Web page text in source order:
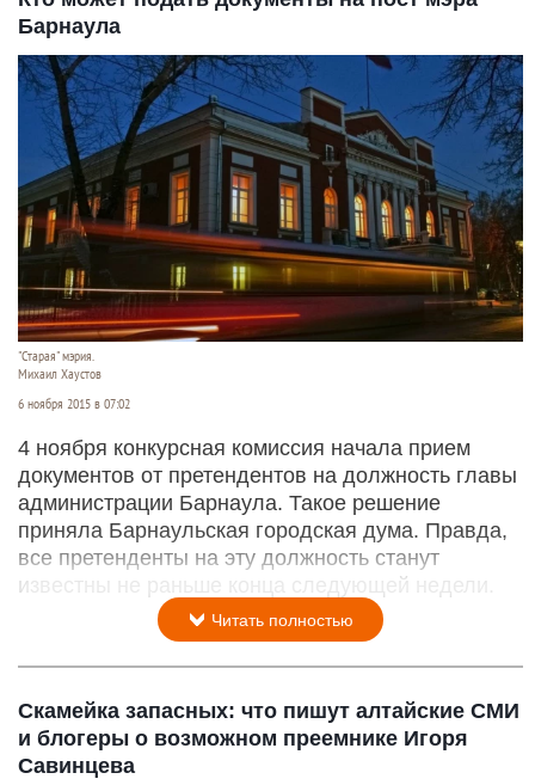
Барнаула
"Старая" мэрия.
Михаил Хаустов
6 ноября 2015 в 07:02
4 ноября конкурсная комиссия начала прием
документов от претендентов на должность главы
администрации Барнаула. Такое решение
приняла Барнаульская городская дума. Правда,
все претенденты на эту должность станут
известны не раньше конца следующей недели.
Читать полностью
Скамейка запасных: что пишут алтайские СМИ
и блогеры о возможном преемнике Игоря
Савинцева